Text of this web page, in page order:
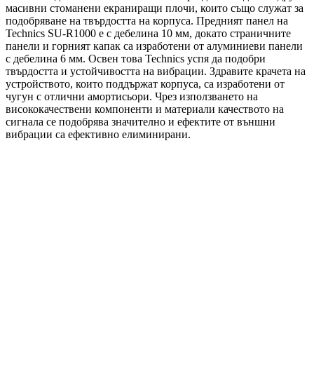
масивни стоманени екраниращи плочи, които също служат за
подобряване на твърдостта на корпуса. Предният панел на
Technics SU-R1000 е с дебелина 10 мм, докато страничните
панели и горният капак са изработени от алуминиеви панели
с дебелина 6 мм. Освен това Technics успя да подобри
твърдостта и устойчивостта на вибрации. Здравите крачета на
устройството, които поддържат корпуса, са изработени от
чугун с отлични амортисьори. Чрез използването на
висококачествени компоненти и материали качеството на
сигнала се подобрява значително и ефектите от външни
вибрации са ефективно елиминирани.